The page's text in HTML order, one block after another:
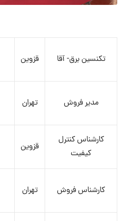
تکنسین برق- آقا قزوین
مدیر فروش تهران
کارشناس کنترل
کیفیت
قزوین
کارشناس فروش تهران